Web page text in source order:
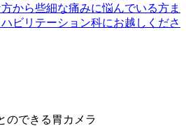
から些細な痛みに悩んでいる方ま
ビリテーション科にお越しくださ